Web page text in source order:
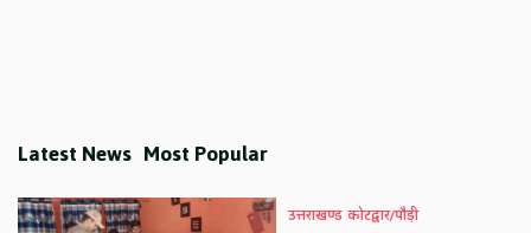
Latest News Most Popular
उत्तराखण्ड कोटद्वार/पौड़ी